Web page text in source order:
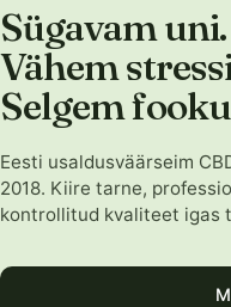
Sügavam uni.
Vähem
Selgem
Eesti usaldusväärseim
2018. Kiire tarne,
kontrollitud kvaliteet igas